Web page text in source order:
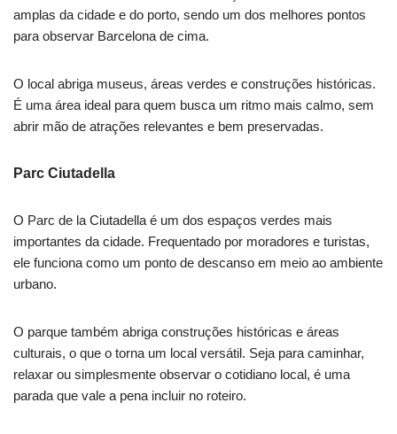
amplas da cidade e do porto, sendo um dos melhores pontos
para observar Barcelona de cima.
O local abriga museus, áreas verdes e construções históricas.
É uma área ideal para quem busca um ritmo mais calmo, sem
abrir mão de atrações relevantes e bem preservadas.
Parc Ciutadella
O Parc de la Ciutadella é um dos espaços verdes mais
importantes da cidade. Frequentado por moradores e turistas,
ele funciona como um ponto de descanso em meio ao ambiente
urbano.
O parque também abriga construções históricas e áreas
culturais, o que o torna um local versátil. Seja para caminhar,
relaxar ou simplesmente observar o cotidiano local, é uma
parada que vale a pena incluir no roteiro.